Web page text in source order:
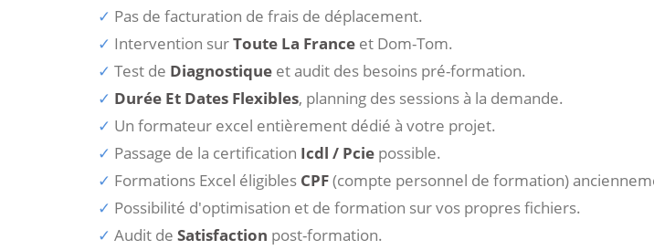
Pas de facturation de frais de déplacement.
Intervention surToute La France et Dom-Tom.
Test de Diagnostique et audit des besoins pré-formation.
Durée Et Dates Flexibles, planning des sessions à la demande.
Un formateur excel entièrement dédié à votre projet.
Passage de la certification Icdl / Pcie possible.
Formations Excel éligibles CPF(compte personnel de formation)
Possibilité d'optimisation et de formation sur vos propres fichiers.
Audit de Satisfaction post-formation.